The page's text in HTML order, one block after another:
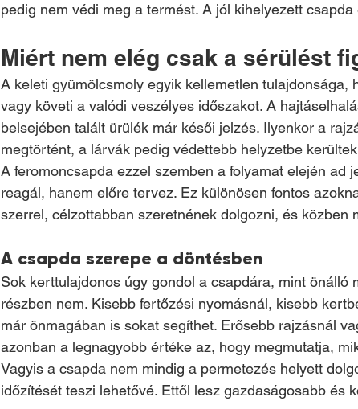
pedig nem védi meg a termést. A jól kihelyezett
Miért nem elég csak a sérülést
A keleti gyümölcsmoly egyik kellemetlen tulajdonsága,
vagy követi a valódi veszélyes időszakot. A
belsejében talált ürülék már késői jelzés. Ilyenkor a
megtörtént, a lárvák pedig védettebb helyzetbe
A feromoncsapda ezzel szemben a folyamat elején ad
reagál, hanem előre tervez. Ez különösen fontos
szerrel, célzottabban szeretnének dolgozni, és közben
A csapda szerepe a döntésben
Sok kerttulajdonos úgy gondol a csapdára, mint önálló
részben nem. Kisebb fertőzési nyomásnál, kisebb
már önmagában is sokat segíthet. Erősebb rajzásnál
azonban a legnagyobb értéke az, hogy megmutatja,
Vagyis a csapda nem mindig a permetezés helyett
időzítését teszi lehetővé. Ettől lesz gazdaságosabb és